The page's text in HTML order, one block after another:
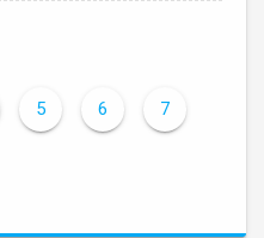
5 6 7